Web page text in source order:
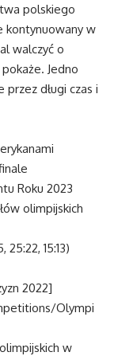
polskiego
kontynuowany w
walczyć o
Jedno
długi czas i
Roku 2023
olimpijskich
25:22, 15:13)
2022]
Olympi
w